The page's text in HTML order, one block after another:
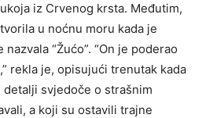
iz Crvenog krsta. Međutim,
u noćnu moru kada je
“Žućo”. “On je poderao
rekla je, opisujući trenutak kada
svjedoče o strašnim
a koji su ostavili trajne